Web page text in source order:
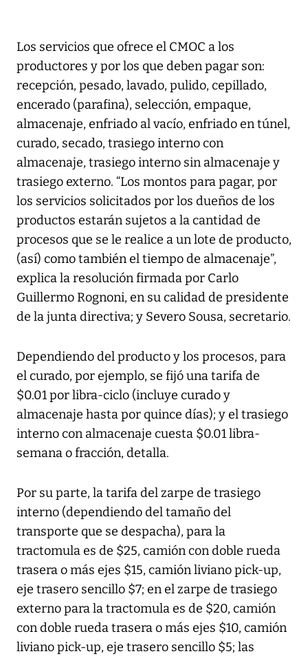
Los servicios que ofrece el CMOC a los
productores y por los que deben pagar son:
recepción, pesado, lavado, pulido, cepillado,
encerado (parafina), selección, empaque,
almacenaje, enfriado al vacío, enfriado en túnel,
curado, secado, trasiego interno con
almacenaje, trasiego interno sin almacenaje y
trasiego externo. “Los montos para pagar, por
los servicios solicitados por los dueños de los
productos estarán sujetos a la cantidad de
procesos que se le realice a un lote de producto,
(así) como también el tiempo de almacenaje”,
explica la resolución firmada por Carlo
Guillermo Rognoni, en su calidad de presidente
de la junta directiva; y Severo Sousa, secretario.
Dependiendo del producto y los procesos, para
el curado, por ejemplo, se fijó una tarifa de
$0.01 por libra-ciclo (incluye curado y
almacenaje hasta por quince días); y el trasiego
interno con almacenaje cuesta $0.01 libra-
semana o fracción, detalla.
Por su parte, la tarifa del zarpe de trasiego
interno (dependiendo del tamaño del
transporte que se despacha), para la
tractomula es de $25, camión con doble rueda
trasera o más ejes $15, camión liviano pick-up,
eje trasero sencillo $7; en el zarpe de trasiego
externo para la tractomula es de $20, camión
con doble rueda trasera o más ejes $10, camión
liviano pick-up, eje trasero sencillo $5; las